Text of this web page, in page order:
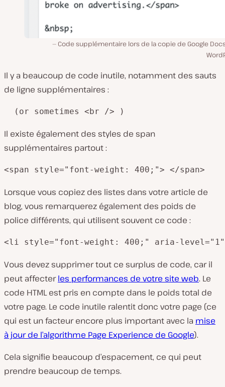
Code supplémentaire lors de la copie de Google
Il y a beaucoup de code inutile, notamment des sauts
de ligne supplémentaires :
(or sometimes <br /> )
Il existe également des styles de span
supplémentaires partout :
<span style="font-weight: 400;"> </span>
Lorsque vous copiez des listes dans votre article de
blog, vous remarquerez également des poids de
police différents, qui utilisent souvent ce code :
<li style="font-weight: 400;" aria-
Vous devez supprimer tout ce surplus de code, car il
peut affecterles performances de votre site web. Le
code HTML est pris en compte dans le poids total de
votre page. Le code inutile ralentit donc votre page (ce
qui est un facteur encore plus important avec la mise
à jour de l’algorithme Page Experience de Google).
Cela signifie beaucoup d’espacement, ce qui peut
prendre beaucoup de temps.